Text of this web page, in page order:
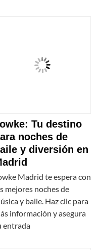
Tu destino
noches de
y diversión en
Madrid te espera con
mejores noches de
y baile. Haz clic para
información y asegura
entrada